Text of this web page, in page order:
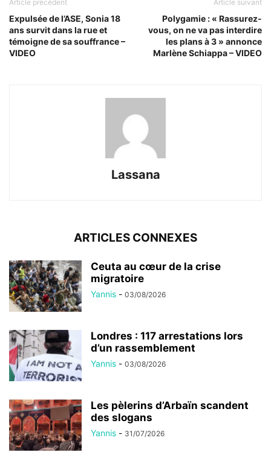
Article précédent
Expulsée de l’ASE, Sonia 18
ans survit dans la rue et
témoigne de sa souffrance –
VIDEO
Article suivant
Polygamie : « Rassurez-
vous, on ne va pas interdire
les plans à 3 » annonce
Marlène Schiappa – VIDEO
Lassana
ARTICLES CONNEXES
Ceuta au cœur de la crise
migratoire
Yannis - 03/08/2026
Londres : 117 arrestations lors
d’un rassemblement
Yannis - 03/08/2026
Les pèlerins d’Arbaïn scandent
des slogans
Yannis - 31/07/2026